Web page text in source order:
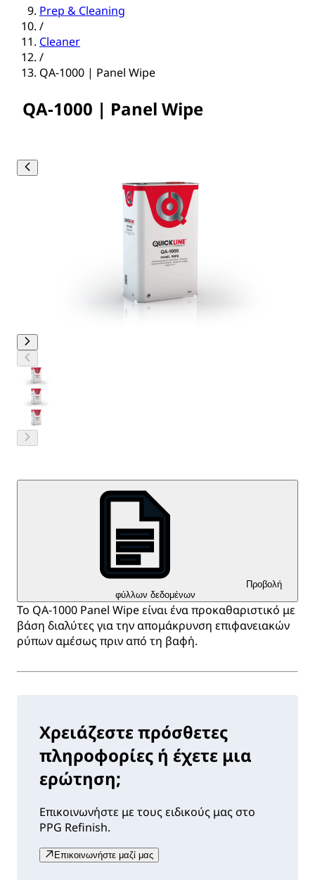
Prep & Cleaning
/
Cleaner
/
QA-1000 | Panel Wipe
QA-1000 | Panel Wipe
Προβολή
φύλλων δεδομένων
Το QA-1000 Panel Wipe είναι ένα προκαθαριστικό με
βάση διαλύτες για την απομάκρυνση επιφανειακών
ρύπων αμέσως πριν από τη βαφή.
Χρειάζεστε πρόσθετες
πληροφορίες ή έχετε μια
ερώτηση;
Επικοινωνήστε με τους ειδικούς μας στο
PPG Refinish.
Επικοινωνήστε μαζί μας